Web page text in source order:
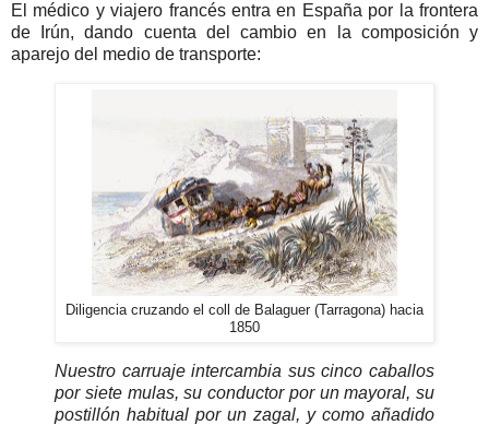
El médico y viajero francés entra en España por la frontera
de Irún, dando cuenta del cambio en la composición y
aparejo del medio de transporte:
Diligencia cruzando el coll de Balaguer (Tarragona) hacia
1850
Nuestro carruaje intercambia sus cinco caballos
por siete mulas, su conductor por un mayoral, su
postillón habitual por un zagal, y como añadido